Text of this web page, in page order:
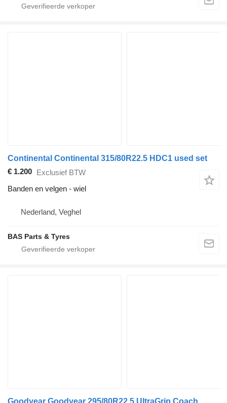
Continental Continental 315/80R22.5 HDC1 used set
€ 1.200 Exclusief BTW
Banden en velgen - wiel
Nederland, Veghel
BAS Parts & Tyres
Goodyear Goodyear 295/80R22.5 UltraGrip Coach